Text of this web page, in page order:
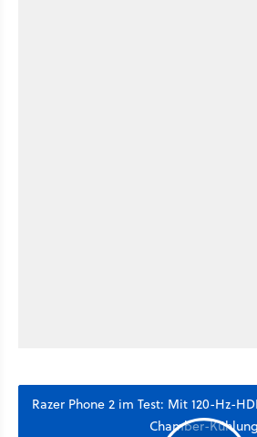
Razer Phone 2 im Test: Mit 120-Hz-
Chamber-Kühlung